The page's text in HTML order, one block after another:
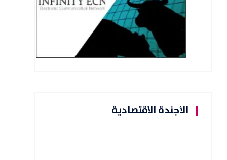
الأجندة الاقتصادية